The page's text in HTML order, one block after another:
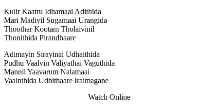
Kulir Kaatru Idhamaai Adithida
Mari Madiyil Sugamaai Urangida
Thoothar Kootam Tholaivinil
Thonithida Pirandhaare
Adimayin Sirayinai Udhaithida
Pudhu Vaalvin Valiyathai Vaguthida
Mannil Yaavarum Nalamaai
Vaalnthida Udhithaare Iraimagane
Watch Online